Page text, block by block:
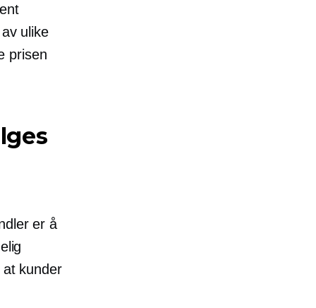
ulike
prisen
er å
kunder